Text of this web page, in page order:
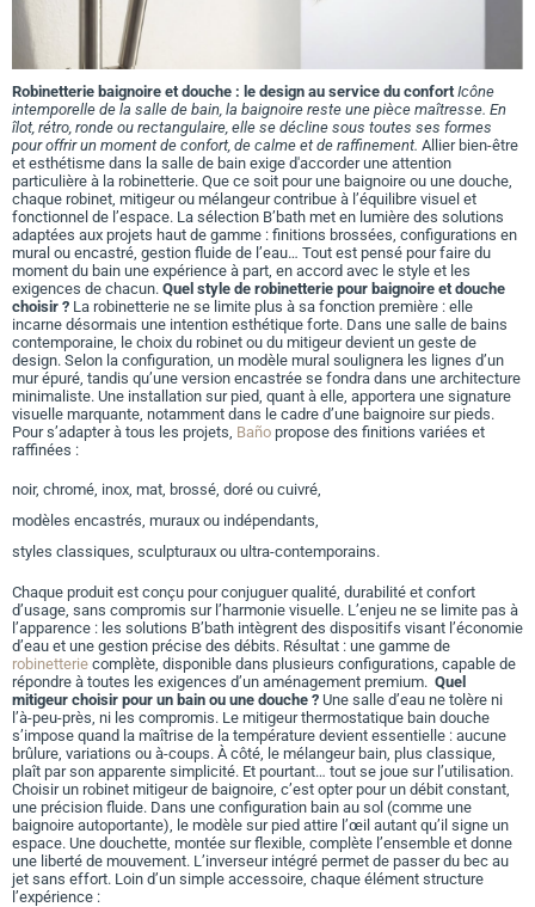
Robinetterie baignoire et douche : le design au service du confort Icône
intemporelle de la salle de bain, la baignoire reste une pièce maîtresse. En
îlot, rétro, ronde ou rectangulaire, elle se décline sous toutes ses formes
pour offrir un moment de confort, de calme et de raffinement. Allier bien-être
et esthétisme dans la salle de bain exige d'accorder une attention
particulière à la robinetterie. Que ce soit pour une baignoire ou une douche,
chaque robinet, mitigeur ou mélangeur contribue à l’équilibre visuel et
fonctionnel de l’espace. La sélection B’bath met en lumière des solutions
adaptées aux projets haut de gamme : finitions brossées, configurations en
mural ou encastré, gestion fluide de l’eau… Tout est pensé pour faire du
moment du bain une expérience à part, en accord avec le style et les
exigences de chacun. Quel style de robinetterie pour baignoire et douche
choisir ? La robinetterie ne se limite plus à sa fonction première : elle
incarne désormais une intention esthétique forte. Dans une salle de bains
contemporaine, le choix du robinet ou du mitigeur devient un geste de
design. Selon la configuration, un modèle mural soulignera les lignes d’un
mur épuré, tandis qu’une version encastrée se fondra dans une architecture
minimaliste. Une installation sur pied, quant à elle, apportera une signature
visuelle marquante, notamment dans le cadre d’une baignoire sur pieds.
Pour s’adapter à tous les projets, Baño propose des finitions variées et
raffinées :
noir, chromé, inox, mat, brossé, doré ou cuivré,
modèles encastrés, muraux ou indépendants,
styles classiques, sculpturaux ou ultra-contemporains.
Chaque produit est conçu pour conjuguer qualité, durabilité et confort
d’usage, sans compromis sur l’harmonie visuelle. L’enjeu ne se limite pas à
l’apparence : les solutions B’bath intègrent des dispositifs visant l’économie
d’eau et une gestion précise des débits. Résultat : une gamme de
robinetterie complète, disponible dans plusieurs configurations, capable de
répondre à toutes les exigences d’un aménagement premium. Quel
mitigeur choisir pour un bain ou une douche ? Une salle d’eau ne tolère ni
l’à-peu-près, ni les compromis. Le mitigeur thermostatique bain douche
s’impose quand la maîtrise de la température devient essentielle : aucune
brûlure, variations ou à-coups. À côté, le mélangeur bain, plus classique,
plaît par son apparente simplicité. Et pourtant… tout se joue sur l’utilisation.
Choisir un robinet mitigeur de baignoire, c’est opter pour un débit constant,
une précision fluide. Dans une configuration bain au sol (comme une
baignoire autoportante), le modèle sur pied attire l’œil autant qu’il signe un
espace. Une douchette, montée sur flexible, complète l’ensemble et donne
une liberté de mouvement. L’inverseur intégré permet de passer du bec au
jet sans effort. Loin d’un simple accessoire, chaque élément structure
l’expérience :